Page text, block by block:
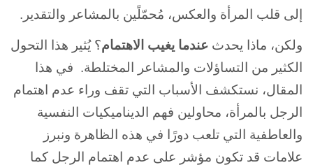
إلى قلب المرأة والعكس، مُحمّلًين بالمشاعر والتقدير.
ولكن، ماذا يحدث عندما يغيب الاهتمام؟ يُثير هذا التحول
الكثير من التساؤلات والمشاعر المختلطة. في هذا
المقال، نستكشف الأسباب التي تقف وراء عدم اهتمام
الرجل بالمرأة، محاولين فهم الديناميكيات النفسية
والعاطفية التي تلعب دورًا في هذه الظاهرة ونبرز
علامات قد تكون مؤشر على عدم اهتمام الرجل كما